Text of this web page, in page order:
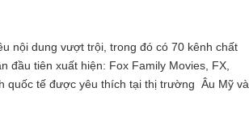
nội dung vượt trội, trong đó có 70 kênh chất
đầu tiên xuất hiện: Fox Family Movies, FX,
quốc tế được yêu thích tại thị trường Âu Mỹ và